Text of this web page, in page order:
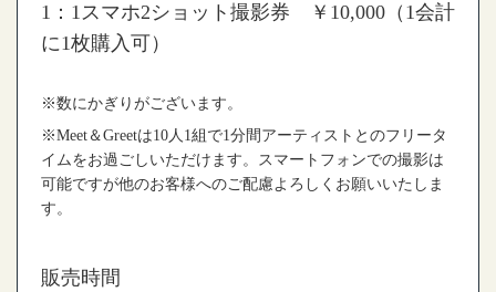
1 ： 1スマホ2ショット撮影券 ￥ 10,000（ 1会計
に1枚購入可）
※数にかぎりがございます。
※Meet＆Greetは10人 1組で1分間アーティストとのフリータ
イムをお過ごしいただけます。スマートフォンでの撮影は
可能ですが他のお客様へのご配慮よろしくお願いいたしま
す。
販売時間